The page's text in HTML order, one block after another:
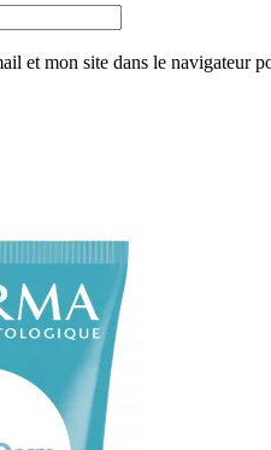
et mon site dans le navigateur